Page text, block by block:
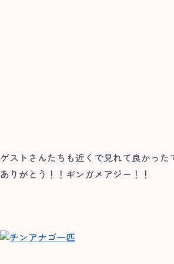
ゲストさんたちも近くで見れて良かった
ありがとう！！ギンガメアジー！！